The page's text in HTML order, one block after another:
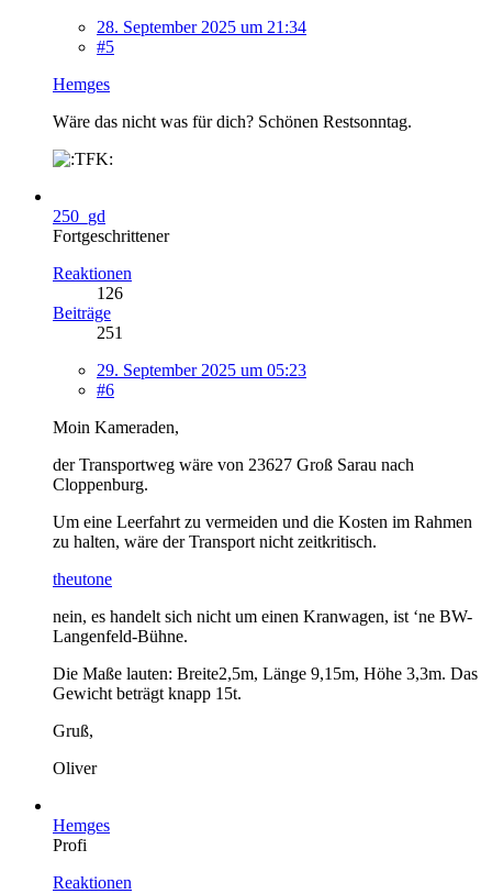
28. September 2025 um 21:34
#5
Hemges
Wäre das nicht was für dich? Schönen Restsonntag.
250_gd
Fortgeschrittener
Reaktionen
126
Beiträge
251
29. September 2025 um 05:23
#6
Moin Kameraden,
der Transportweg wäre von 23627 Groß Sarau nach
Cloppenburg.
Um eine Leerfahrt zu vermeiden und die Kosten im Rahmen
zu halten, wäre der Transport nicht zeitkritisch.
theutone
nein, es handelt sich nicht um einen Kranwagen, ist ‘ne BW-
Langenfeld-Bühne.
Die Maße lauten: Breite2,5m, Länge 9,15m, Höhe 3,3m. Das
Gewicht beträgt knapp 15t.
Gruß,
Oliver
Hemges
Profi
Reaktionen